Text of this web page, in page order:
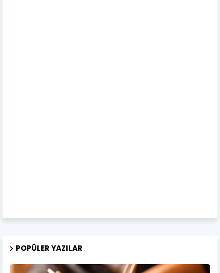
POPÜLER YAZILAR